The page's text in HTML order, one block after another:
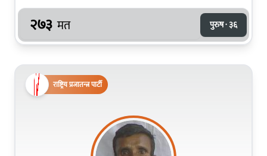
२७३ मत पुरुष · ३६
राष्ट्रिय प्रजातन्त्र पार्टी